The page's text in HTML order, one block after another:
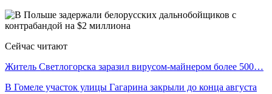
Сейчас читают
Житель Светлогорска заразил вирусом-майнером более 500…
В Гомеле участок улицы Гагарина закрыли до конца августа